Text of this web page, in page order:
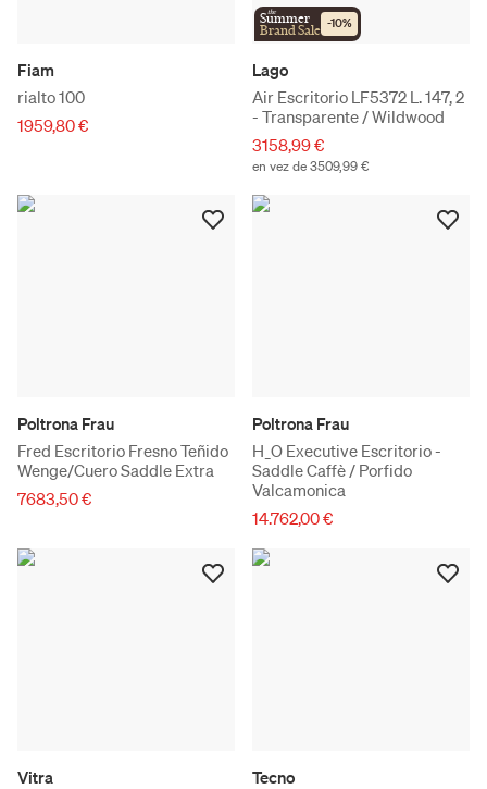
Fiam
rialto 100
1959,80 €
the
Summer
Brand Sale -10%
Lago
Air Escritorio LF5372 L. 147, 2
- Transparente / Wildwood
3158,99 €
en vez de 3509,99 €
Poltrona Frau
Fred Escritorio Fresno Teñido
Wenge/Cuero Saddle Extra
7683,50 €
Poltrona Frau
H_O Executive Escritorio -
Saddle Caffè / Porfido
Valcamonica
14.762,00 €
Vitra
Tecno